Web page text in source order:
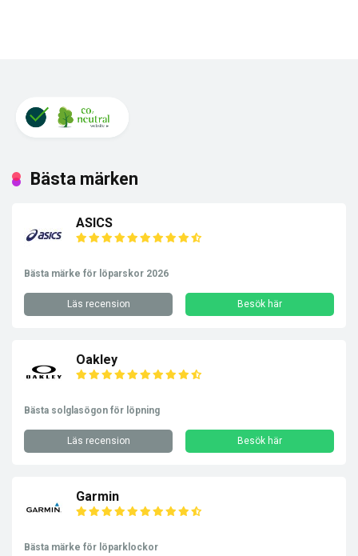
Bästa märken
ASICS
Bästa märke för löparskor 2026
Läs recension Besök här
Oakley
Bästa solglasögon för löpning
Läs recension Besök här
Garmin
Bästa märke för löparklockor